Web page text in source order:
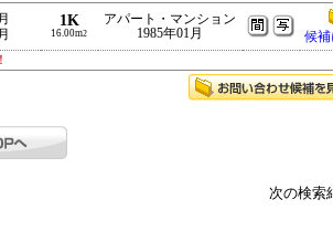
1K
16.00m2
アパート・マンション
1985年01月
候補
次の検